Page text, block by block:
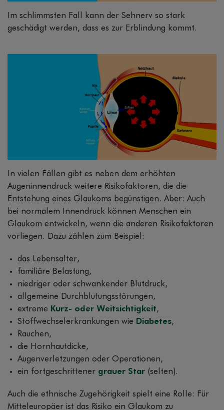
Im schlimmsten Fall kann der Sehnerv so stark
geschädigt werden, dass es zur Erblindung kommt.
In vielen Fällen gibt es neben dem erhöhten
Augeninnendruck weitere Risikofaktoren, die die
Entstehung eines Glaukoms begünstigen. Aber: Auch
bei normalem Innendruck können Menschen ein
Glaukom entwickeln, wenn die anderen Risikofaktoren
vorliegen. Dazu zählen zum Beispiel:
das Lebensalter,
familiäre Belastung,
niedriger oder schwankender Blutdruck,
allgemeine Durchblutungsstörungen,
extreme Kurz- oder Weitsichtigkeit,
Stoffwechselerkrankungen wie Diabetes,
Rauchen,
die Hornhautdicke,
Augenverletzungen oder Operationen,
ein fortgeschrittener grauer Star (selten).
Auch die ethnische Zugehörigkeit spielt eine Rolle: Für
Mitteleuropäer ist das Risiko ein Glaukom zu